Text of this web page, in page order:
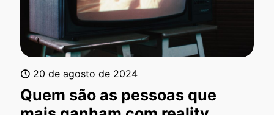
20 de agosto de 2024
Quem são as pessoas que